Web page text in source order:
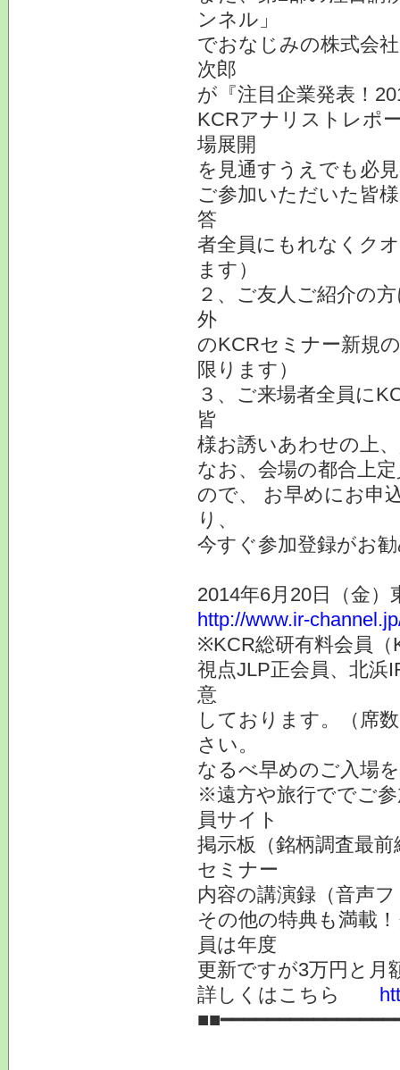
ンネル」
でおなじみの株式会
次郎
が『注目企業発表！
KCRアナリストレポ
場展開
を見通すうえでも必
ご参加いただいた皆
答
者全員にもれなくク
ます）
２、ご友人ご紹介の
外
のKCRセミナー新規
限ります）
３、ご来場者全員に
皆
様お誘いあわせの上
なお、会場の都合上
ので、 お早めにお申
り、
今すぐ参加登録がお
2014年6月20日（金
http://www.ir-
※KCR総研有料会員（
視点JLP正会員、北浜
意
しております。（席
さい。
なるべ早めのご入場
※遠方や旅行ででご
員サイト
掲示板（銘柄調査最
セミナー
内容の講演録（音声
その他の特典も満載
員は年度
更新ですが3万円と月
詳しくはこちら